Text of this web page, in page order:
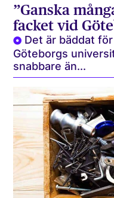
”Ganska
facket vid
Det är bäddat
Göteborgs
snabbare än...